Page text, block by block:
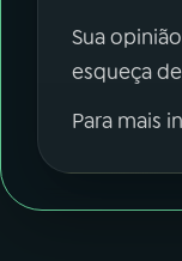
Sua
esqueça
Para mais